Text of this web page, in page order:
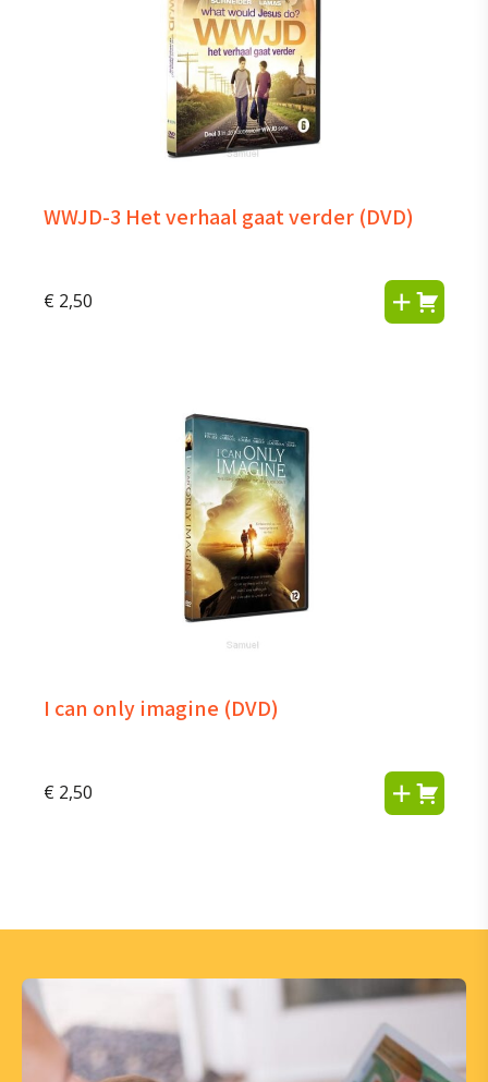
WWJD-3 Het verhaal gaat verder (DVD)
€ 2,50
I can only imagine (DVD)
€ 2,50